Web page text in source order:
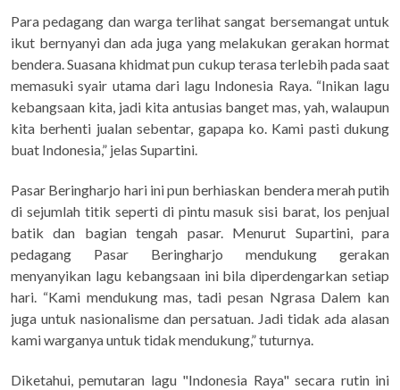
Para pedagang dan warga terlihat sangat bersemangat untuk
ikut bernyanyi dan ada juga yang melakukan gerakan hormat
bendera. Suasana khidmat pun cukup terasa terlebih pada saat
memasuki syair utama dari lagu Indonesia Raya. “Inikan lagu
kebangsaan kita, jadi kita antusias banget mas, yah, walaupun
kita berhenti jualan sebentar, gapapa ko. Kami pasti dukung
buat Indonesia,” jelas Supartini.
Pasar Beringharjo hari ini pun berhiaskan bendera merah putih
di sejumlah titik seperti di pintu masuk sisi barat, los penjual
batik dan bagian tengah pasar. Menurut Supartini, para
pedagang Pasar Beringharjo mendukung gerakan
menyanyikan lagu kebangsaan ini bila diperdengarkan setiap
hari. “Kami mendukung mas, tadi pesan Ngrasa Dalem kan
juga untuk nasionalisme dan persatuan. Jadi tidak ada alasan
kami warganya untuk tidak mendukung,” tuturnya.
Diketahui, pemutaran lagu "Indonesia Raya" secara rutin ini